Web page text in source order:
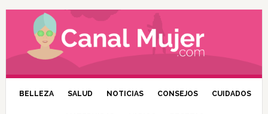
BELLEZA SALUD NOTICIAS CONSEJOS CUIDADOS